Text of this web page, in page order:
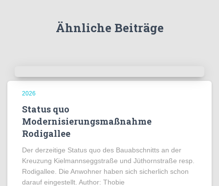
Ähnliche Beiträge
2026
Status quo
Modernisierungsmaßnahme
Rodigallee
Der derzeitige Status quo des Bauabschnitts an der
Kreuzung Kielmannseggstraße und Jüthornstraße resp.
Rodigallee. Die Anwohner haben sich sicherlich schon
darauf eingestellt. Author: Thobie